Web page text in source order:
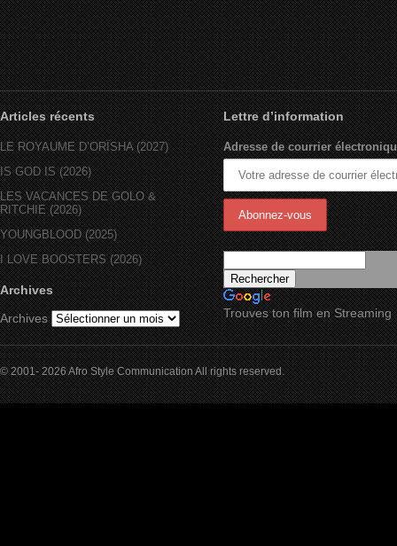
Articles récents
LE ROYAUME D’ORÏSHA (2027)
IS GOD IS (2026)
LES VACANCES DE GOLO &
RITCHIE (2026)
YOUNGBLOOD (2025)
I LOVE BOOSTERS (2026)
Archives
Archives
Lettre d’information
Adresse de courrier
Trouves ton film en Streaming
© 2001- 2026 Afro Style Communication All rights reserved.